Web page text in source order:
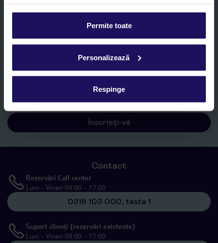
Permite toate
Personalizează
Respinge
E-MAIL*
Sunt de acord cu prelucrarea datelor mele personale de către TUI
Romania SRL în scopuri de marketing, în cadrul și în scopul
„Informații privind prelucrarea datelor cu caracter
Înscrieți-vă
Contact
Rezervări Call center
Luni - Vineri 09:00 - 17:00
0318 103 000, tasta 1
Suport clienți (rezervări existente)
Luni - Vineri 09:00 - 17:00